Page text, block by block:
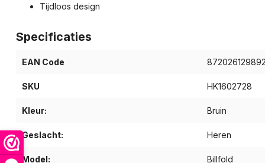
Tijdloos design
Specificaties
EAN Code
SKU HK1602728
Kleur: Bruin
Geslacht: Heren
Model: Billfold